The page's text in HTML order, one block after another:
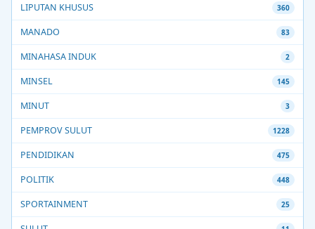
LIPUTAN KHUSUS 360
MANADO 83
MINAHASA INDUK 2
MINSEL 145
MINUT 3
PEMPROV SULUT 1228
PENDIDIKAN 475
POLITIK 448
SPORTAINMENT 25